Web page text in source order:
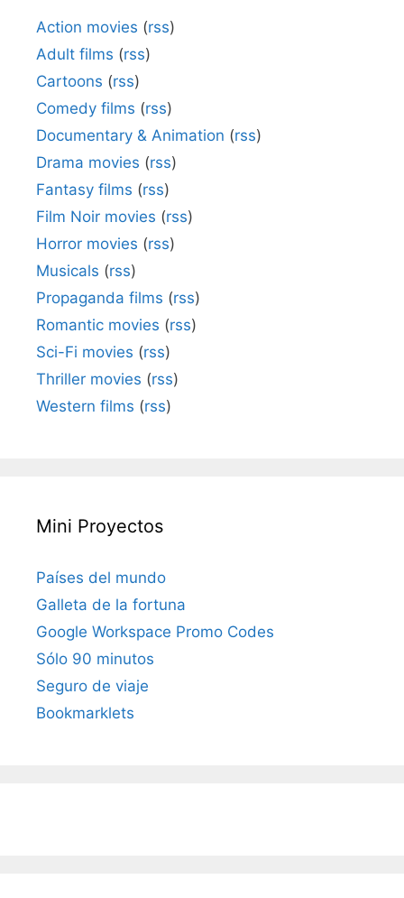
Action movies (rss)
Adult films (rss)
Cartoons (rss)
Comedy films (rss)
Documentary & Animation (rss)
Drama movies (rss)
Fantasy films (rss)
Film Noir movies (rss)
Horror movies (rss)
Musicals (rss)
Propaganda films (rss)
Romantic movies (rss)
Sci-Fi movies (rss)
Thriller movies (rss)
Western films (rss)
Mini Proyectos
Países del mundo
Galleta de la fortuna
Google Workspace Promo Codes
Sólo 90 minutos
Seguro de viaje
Bookmarklets